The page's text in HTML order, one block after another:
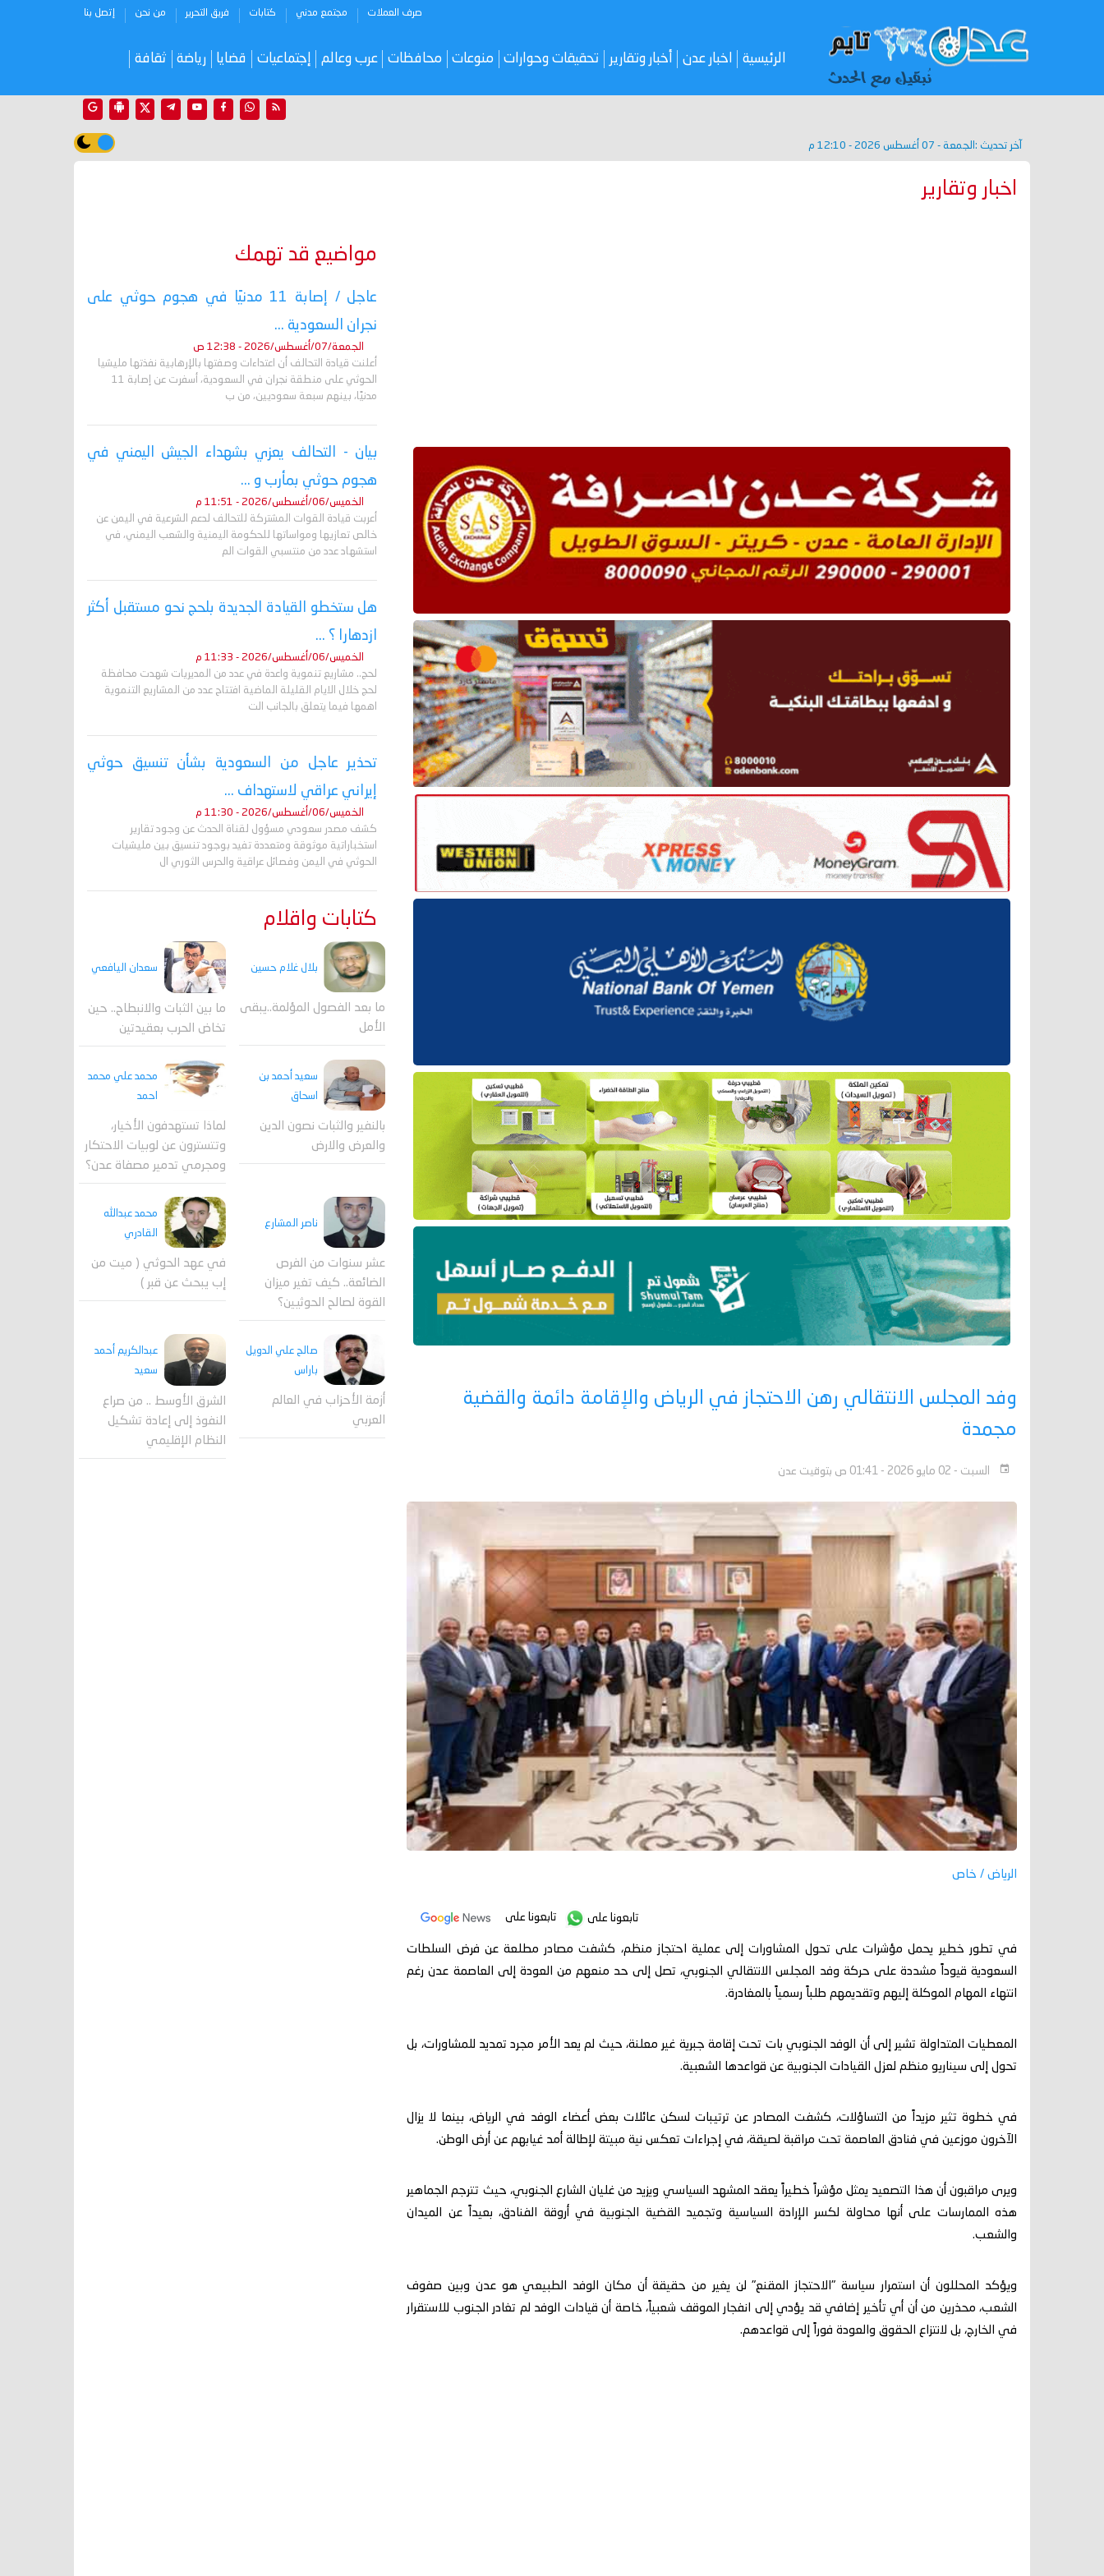
صرف العملات مجتمع مدني كتابات فريق التحرير من نحن إتصل بنا
الرئيسية اخبار عدن أخبار وتقارير تحقيقات وحوارات منوعات محافظات عرب وعالم إجتماعيات قضايا رياضة ثقافة
آخر تحديث : الجمعة - 07 أغسطس 2026 - 12:10 م
اخبار وتقارير
وفد المجلس الانتقالي رهن الاحتجاز في الرياض والإقامة دائمة والقضية
مجمدة
السبت - 02 مايو 2026 - 01:41 ص بتوقيت عدن
الرياض / خاص
تابعونا على تابعونا على
في تطور خطير يحمل مؤشرات على تحول المشاورات إلى عملية احتجاز منظم، كشفت مصادر مطلعة عن فرض السلطات
السعودية قيوداً مشددة على حركة وفد المجلس الانتقالي الجنوبي، تصل إلى حد منعهم من العودة إلى العاصمة عدن رغم
انتهاء المهام الموكلة إليهم وتقديمهم طلباً رسمياً بالمغادرة.
المعطيات المتداولة تشير إلى أن الوفد الجنوبي بات تحت إقامة جبرية غير معلنة، حيث لم يعد الأمر مجرد تمديد للمشاورات، بل
تحول إلى سيناريو منظم لعزل القيادات الجنوبية عن قواعدها الشعبية.
في خطوة تثير مزيداً من التساؤلات، كشفت المصادر عن ترتيبات لسكن عائلات بعض أعضاء الوفد في الرياض، بينما لا يزال
الآخرون موزعين في فنادق العاصمة تحت مراقبة لصيقة، في إجراءات تعكس نية مبيتة لإطالة أمد غيابهم عن أرض الوطن.
ويرى مراقبون أن هذا التصعيد يمثل مؤشراً خطيراً يعقد المشهد السياسي ويزيد من غليان الشارع الجنوبي، حيث تترجم الجماهير
هذه الممارسات على أنها محاولة لكسر الإرادة السياسية وتجميد القضية الجنوبية في أروقة الفنادق، بعيداً عن الميدان
والشعب.
ويؤكد المحللون أن استمرار سياسة "الاحتجاز المقنع" لن يغير من حقيقة أن مكان الوفد الطبيعي هو عدن وبين صفوف
الشعب، محذرين من أن أي تأخير إضافي قد يؤدي إلى انفجار الموقف شعبياً، خاصة أن قيادات الوفد لم تغادر الجنوب للاستقرار
في الخارج، بل لانتزاع الحقوق والعودة فوراً إلى قواعدهم.
مواضيع قد تهمك
عاجل / إصابة 11 مدنيًا في هجوم حوثي على
نجران السعودية ...
الجمعة/07/أغسطس/2026 - 12:38 ص
أعلنت قيادة التحالف أن اعتداءات وصفتها بالإرهابية نفذتها مليشيا
الحوثي على منطقة نجران في السعودية، أسفرت عن إصابة 11
مدنيًا، بينهم سبعة سعوديين، من ب
بيان - التحالف يعزي بشهداء الجيش اليمني في
هجوم حوثي بمأرب و ...
الخميس/06/أغسطس/2026 - 11:51 م
أعربت قيادة القوات المشتركة للتحالف لدعم الشرعية في اليمن عن
خالص تعازيها ومواساتها للحكومة اليمنية والشعب اليمني، في
استشهاد عدد من منتسبي القوات الم
هل ستخطو القيادة الجديدة بلحج نحو مستقبل أكثر
ازدهارا ؟ ...
الخميس/06/أغسطس/2026 - 11:33 م
لحج.. مشاريع تنموية واعدة في عدد من المديريات شهدت محافظة
لحج خلال الايام القليلة الماضية افتتاح عدد من المشاريع التنموية
اهمها فيما يتعلق بالجانب الت
تحذير عاجل من السعودية بشأن تنسيق حوثي
إيراني عراقي لاستهداف ...
الخميس/06/أغسطس/2026 - 11:30 م
كشف مصدر سعودي مسؤول لقناة الحدث عن وجود تقارير
استخباراتية موثوقة ومتعددة تفيد بوجود تنسيق بين مليشيات
الحوثي في اليمن وفصائل عراقية والحرس الثوري ال
كتابات واقلام
بلال غلام حسين
ما بعد الفصول المؤلمة..يبقى
الأمل
سعدان اليافعي
ما بين الثبات والانبطاح.. حين
تخاض الحرب بعقيدتين
سعيد أحمد بن
اسحاق
بالنفير والثبات نصون الدين
والعرض والارض
محمد علي محمد
احمد
لماذا تستهدفون الأخيار،
وتتسترون عن لوبيات الاحتكار
ومجرمي تدمير مصفاة عدن؟
ناصر المشارع
عشر سنوات من الفرص
الضائعة.. كيف تغير ميزان
القوة لصالح الحوثيين؟
محمد عبدالله
القادري
في عهد الحوثي ( ميت من
إب يبحث عن قبر )
صالح علي الدويل
باراس
أزمة الأحزاب في العالم
العربي
عبدالكريم أحمد
سعيد
الشرق الأوسط .. من صراع
النفوذ إلى إعادة تشكيل
النظام الإقليمي